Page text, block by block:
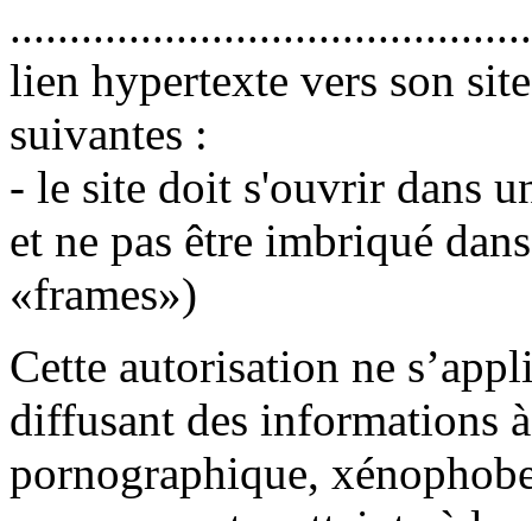
lien hypertexte vers son
suivantes :
- le site doit s'ouvrir dans
et ne pas être imbriqué
«frames»)
Cette autorisation ne
diffusant des informations
pornographique,